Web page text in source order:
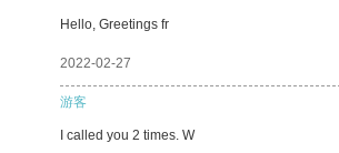
Hello, Greetings fr
2022-02-27
游客
I called you 2 times. W